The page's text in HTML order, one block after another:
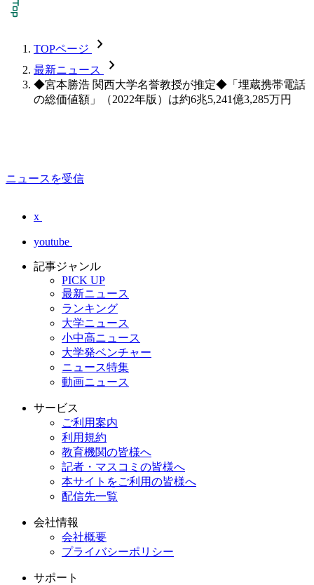
TOPページ chevron_forward
最新ニュース chevron_forward
◆宮本勝浩 関西大学名誉教授が推定◆「埋蔵携帯電話
の総価値額」（2022年版）は約6兆5,241億3,285万円
ニュースを受信
x
youtube
記事ジャンル
PICK UP
最新ニュース
ランキング
大学ニュース
小中高ニュース
大学発ベンチャー
ニュース特集
動画ニュース
サービス
ご利用案内
利用規約
教育機関の皆様へ
記者・マスコミの皆様へ
本サイトをご利用の皆様へ
配信先一覧
会社情報
会社概要
プライバシーポリシー
サポート